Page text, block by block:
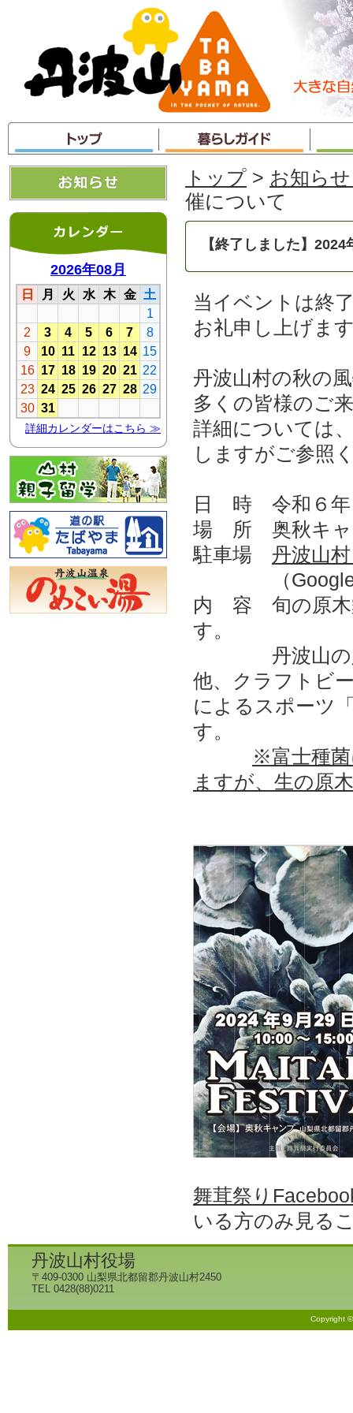
ャ
ン
プ
トップ > お知ら
催について
【終了しました】
当イベントは終
お礼申し上げま
丹波山村の秋の
多くの皆様のご
詳細については
しますがご参照
日 時 令和６年
場 所 奥秋キャ
駐車場 丹波山
（Googleマ
内 容 旬の原木
す。
丹波山の人気
他、クラフトビ
によるスポーツ
す。
※富士種菌
ますが、生の原
舞茸祭り
いる方のみ見る
丹波山村役場
〒409-0300 山梨県北都留郡丹波山村2450
TEL 0428(88)0211
Copyright